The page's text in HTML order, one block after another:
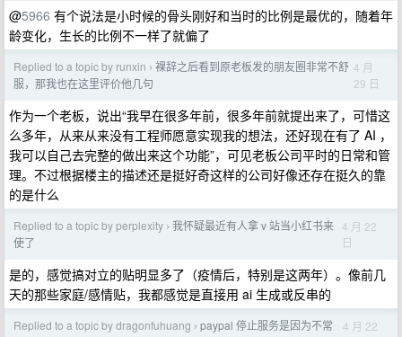
@5966 有个说法是小时候的骨头刚好和当时的比例是最优的，随着年
龄变化，生长的比例不一样了就偏了
Replied to a topic by runxin › 裸辞之后看到原老板发的朋友圈非常不舒
服，那我也在这里评价他几句
4 月
29 日
作为一个老板，说出“我早在很多年前，很多年前就提出来了，可惜这
么多年，从来从来没有工程师愿意实现我的想法，还好现在有了 AI ，
我可以自己去完整的做出来这个功能”，可见老板公司平时的日常和管
理。不过根据楼主的描述还是挺好奇这样的公司好像还存在挺久的靠
的是什么
Replied to a topic by perplexity › 我怀疑最近有人拿 v 站当小红书来
使了
4 月 22
日
是的，感觉搞对立的贴明显多了（疫情后，特别是这两年）。像前几
天的那些家庭/感情贴，我都感觉是直接用 ai 生成或反串的
Replied to a topic by dragonfuhuang › paypal 停止服务是因为不常
4 月 22